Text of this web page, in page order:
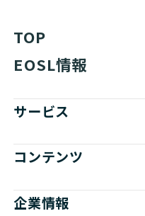
TOP
EOSL情報
サービス
コンテンツ
企業情報